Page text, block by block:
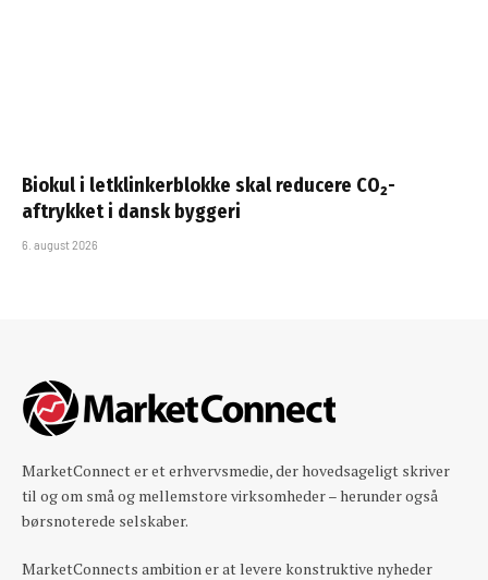
Biokul i letklinkerblokke skal reducere CO₂-
aftrykket i dansk byggeri
6. august 2026
MarketConnect er et erhvervsmedie, der hovedsageligt skriver
til og om små og mellemstore virksomheder – herunder også
børsnoterede selskaber.
MarketConnects ambition er at levere konstruktive nyheder